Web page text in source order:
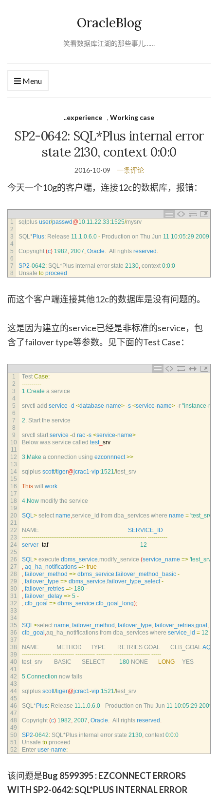
OracleBlog
笑看数据库江湖的那些事儿……
Menu
..experience , Working case
SP2-0642: SQL*Plus internal error
state 2130, context 0:0:0
2016-10-09 一条评论
今天一个10g的客户端，连接12c的数据库，报错：
1
2
3
4
5
6
7
8
sqlplus user/passwd @10.11.22.33:1525/mysrv
SQL*Plus: Release 11.1.0.6.0 - Production on Thu Jun 11 10:05:29 2009
Copyright (c) 1982, 2007, Oracle. All rights reserved .
SP2-0642: SQL*Plus internal error state 2130, context 0:0:0
Unsafe to proceed
而这个客户端连接其他12c的数据库是没有问题的。
这是因为建立的service已经是非标准的service，包
含了failover type等参数。见下面的Test Case：
1
2
3
4
5
6
7
8
9
10
11
12
13
14
15
16
17
18
19
20
21
22
23
24
25
26
27
28
29
30
31
32
33
34
35
36
37
38
39
40
41
42
43
44
45
46
47
48
49
50
51
52
Test Case:
----------
1.Create a service
srvctl add service -d <database-name> -s <service-name> -r "instance-
2. Start the service
srvctl start service -d rac -s <service-name>
Below was service called test_ srv
3.Make a connection using ezconnnect >>
sqlplus scott/tiger@jcrac1-vip:1521/test_srv
This will work.
4.Now modify the service
SQL> select name,service_id from dba_services where name = 'test_srv'
NAME SERVICE_ID
---------------------------------------------------------------- ----------
server taf 12
SQL> execute dbms_service.modify_service (service_name => 'test_srv'
, aq_ha_notifications => true -
, failover_method => dbms_service.failover_method_basic -
, failover_type => dbms_service.failover_type_select -
, failover_retries => 180 -
, failover_delay => 5 -
, clb_goal => dbms_service.clb_goal_long);
SQL>select name, failover_method , failover_type, failover_retries,goal ,
clb_goal ,aq_ha_notifications from dba_services where service_id = 12
NAME METHOD TYPE RETRIES GOAL CLB_GOAL
--------------- ----------- ---------- -------- ---------- -------- -----
test_srv
BASIC SELECT 180 NONE LONG YES
5.Connection now fails
sqlplus scott/tiger@jcrac1-vip:1521/test_srv
SQL*Plus: Release 11.1.0.6.0 - Production on Thu Jun 11 10:05:29 2009
Copyright (c) 1982, 2007, Oracle. All rights reserved .
SP2-0642: SQL*Plus internal error state 2130, context 0:0:0
Unsafe to proceed
Enter user-name:
该问题是Bug 8599395 : EZCONNECT ERRORS
WITH SP2-0642: SQL*PLUS INTERNAL ERROR